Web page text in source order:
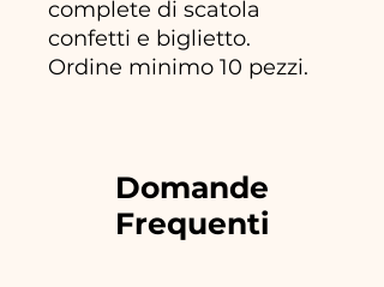
complete di scatola
confetti e biglietto.
Ordine minimo 10 pezzi.
Domande
Frequenti